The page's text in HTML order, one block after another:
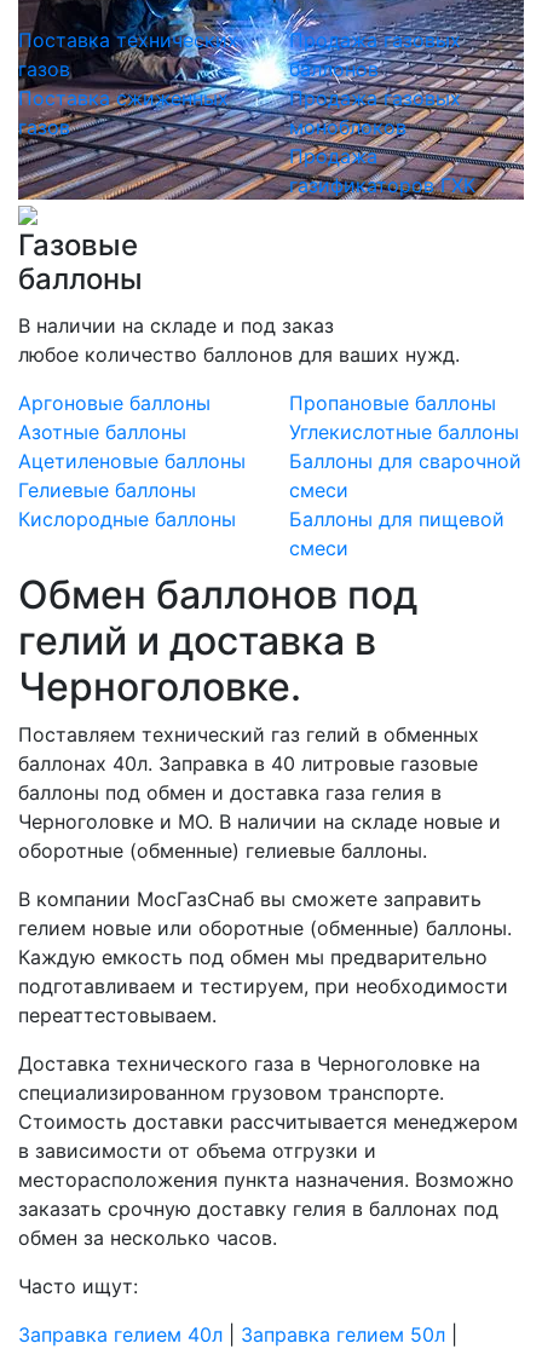
Поставка технических
газов
Поставка сжиженных
газов
Продажа газовых
баллонов
Продажа газовых
моноблоков
Продажа
газификаторов ГХК
Газовые
баллоны
В наличии на складе и под заказ
любое количество баллонов для ваших нужд.
Аргоновые баллоны
Азотные баллоны
Ацетиленовые баллоны
Гелиевые баллоны
Кислородные баллоны
Пропановые баллоны
Углекислотные баллоны
Баллоны для сварочной
смеси
Баллоны для пищевой
смеси
Обмен баллонов под
гелий и доставка в
Черноголовке.
Поставляем технический газ гелий в обменных
баллонах 40л. Заправка в 40 литровые газовые
баллоны под обмен и доставка газа гелия в
Черноголовке и МО. В наличии на складе новые и
оборотные (обменные) гелиевые баллоны.
В компании МосГазСнаб вы сможете заправить
гелием новые или оборотные (обменные) баллоны.
Каждую емкость под обмен мы предварительно
подготавливаем и тестируем, при необходимости
переаттестовываем.
Доставка технического газа в Черноголовке на
специализированном грузовом транспорте.
Стоимость доставки рассчитывается менеджером
в зависимости от объема отгрузки и
месторасположения пункта назначения. Возможно
заказать срочную доставку гелия в баллонах под
обмен за несколько часов.
Часто ищут:
Заправка гелием 40л
Заправка гелием 50л